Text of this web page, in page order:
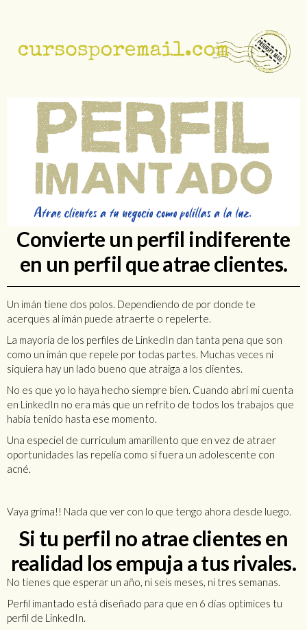
Convierte un perfil indiferente
en un perfil que atrae clientes.
Un imán tiene dos polos. Dependiendo de por donde te
acerques al imán puede atraerte o repelerte.
La mayoría de los perfiles de LinkedIn dan tanta pena que son
como un imán que repele por todas partes. Muchas veces ni
siquiera hay un lado bueno que atraiga a los clientes.
No es que yo lo haya hecho siempre bien. Cuando abrí mi cuenta
en LinkedIn no era más que un refrito de todos los trabajos que
había tenido hasta ese momento.
Una especiel de curriculum amarillento que en vez de atraer
oportunidades las repelía como si fuera un adolescente con
acné.
Vaya grima!! Nada que ver con lo que tengo ahora desde luego.
Si tu perfil no atrae clientes en
realidad los empuja a tus rivales.
No tienes que esperar un año, ni seis meses, ni tres semanas.
Perfil imantado está diseñado para que en 6 días optimices tu
perfil de LinkedIn.